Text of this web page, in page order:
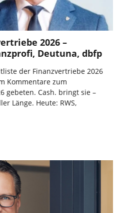
2026 –
Deutuna, dbfp
der Finanzvertriebe 2026
Kommentare zum
gebeten. Cash. bringt sie –
Länge. Heute: RWS,